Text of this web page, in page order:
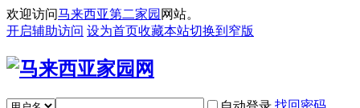
欢迎访问马来西亚第二家园 网站。
开启辅助访问 设为首页收藏本站切换到窄版
找回密码